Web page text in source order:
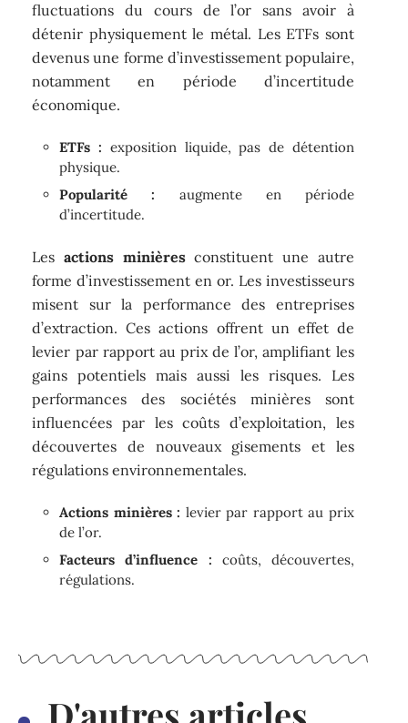
fluctuations du cours de l’or sans avoir à
détenir physiquement le métal. Les ETFs sont
devenus une forme d’investissement populaire,
notamment en période d’incertitude
économique.
ETFs : exposition liquide, pas de détention
physique.
Popularité : augmente en période
d’incertitude.
Lesactions minièresconstituent une autre
forme d’investissement en or. Les investisseurs
misent sur la performance des entreprises
d’extraction. Ces actions offrent un effet de
levier par rapport au prix de l’or, amplifiant les
gains potentiels mais aussi les risques. Les
performances des sociétés minières sont
influencées par les coûts d’exploitation, les
découvertes de nouveaux gisements et les
régulations environnementales.
Actions minières : levier par rapport au prix
de l’or.
Facteurs d’influence : coûts, découvertes,
régulations.